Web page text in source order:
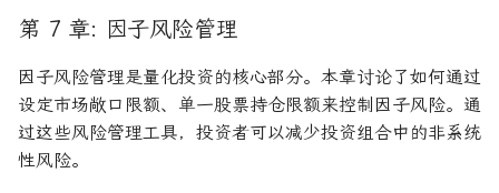
第 7 章: 因子风险管理
因子风险管理是量化投资的核心部分。本章讨论了如何通过
设定市场敞口限额、单一股票持仓限额来控制因子风险。通
过这些风险管理工具，投资者可以减少投资组合中的非系统
性风险。